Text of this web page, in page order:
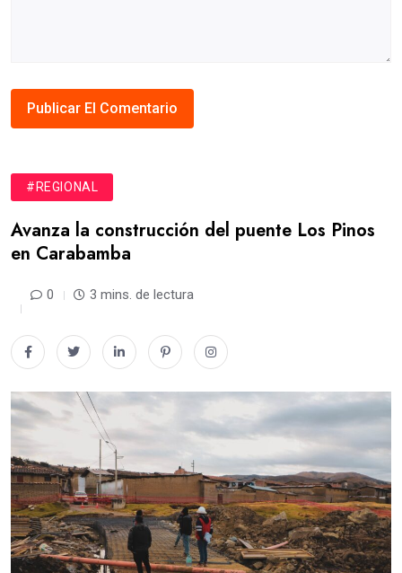
#REGIONAL
Avanza la construcción del puente Los Pinos
en Carabamba
0 3 mins. de lectura